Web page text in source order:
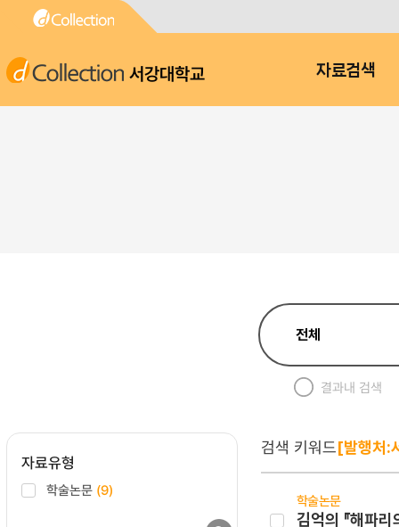
서강대학교 자료검색
결과내 검색
자료유형
학술논문 (9)
검색 키워드[발행처:
학술논문
김억의 『해파리